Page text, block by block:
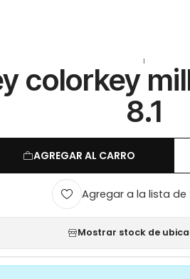
|
colorkey
8.1
AGREGAR AL CARRO
Agregar a la lista
Mostrar stock de